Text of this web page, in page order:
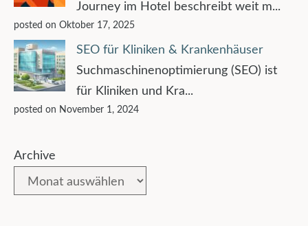
Journey im Hotel beschreibt weit m...
posted on Oktober 17, 2025
SEO für Kliniken & Krankenhäuser
Suchmaschinenoptimierung (SEO) ist
für Kliniken und Kra...
posted on November 1, 2024
Archive